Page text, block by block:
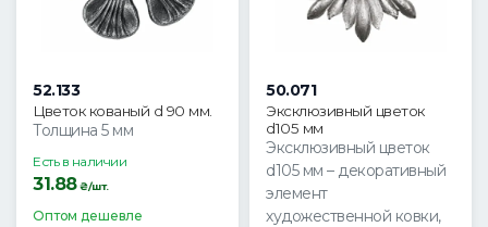
52.133
Цветок кованый d 90 мм.
Толщина 5 мм
Есть в наличии
31.88₴/шт.
Оптом дешевле
50.071
Эксклюзивный цветок
d105 мм
Эксклюзивный цветок
d105 мм – декоративный
элемент
художественной ковки,